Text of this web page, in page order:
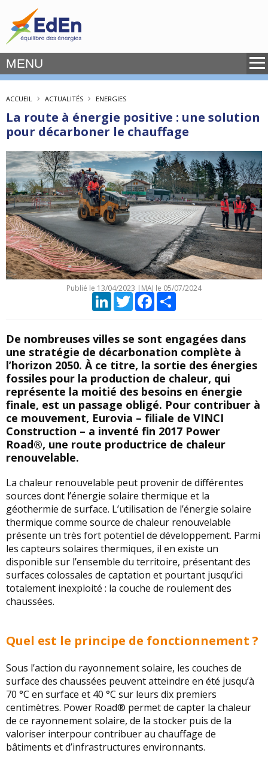
MENU
ACCUEIL › ACTUALITÉS › ENERGIES
La route à énergie positive : une solution
pour décarboner le chauffage
Publié le 13/04/2023 | MAJ le 05/07/2024
LinkedInTwitterFacebook
De nombreuses villes se sont engagées dans
une stratégie de décarbonation complète à
l’horizon 2050. À ce titre, la sortie des énergies
fossiles pour la production de chaleur, qui
représente la moitié des besoins en énergie
finale, est un passage obligé. Pour contribuer à
ce mouvement, Eurovia – filiale de VINCI
Construction – a inventé fin 2017 Power
Road®, une route productrice de chaleur
renouvelable.
La chaleur renouvelable peut provenir de différentes
sources dont l’énergie solaire thermique et la
géothermie de surface. L’utilisation de l’énergie solaire
thermique comme source de chaleur renouvelable
présente un très fort potentiel de développement. Parmi
les capteurs solaires thermiques, il en existe un
disponible sur l’ensemble du territoire, présentant des
surfaces colossales de captation et pourtant jusqu’ici
totalement inexploité : la couche de roulement des
chaussées.
Quel est le principe de fonctionnement ?
Sous l’action du rayonnement solaire, les couches de
surface des chaussées peuvent atteindre en été jusqu’à
70 °C en surface et 40 °C sur leurs dix premiers
centimètres. Power Road® permet de capter la chaleur
de ce rayonnement solaire, de la stocker puis de la
valoriser interpour contribuer au chauffage de
bâtiments et d’infrastructures environnants.